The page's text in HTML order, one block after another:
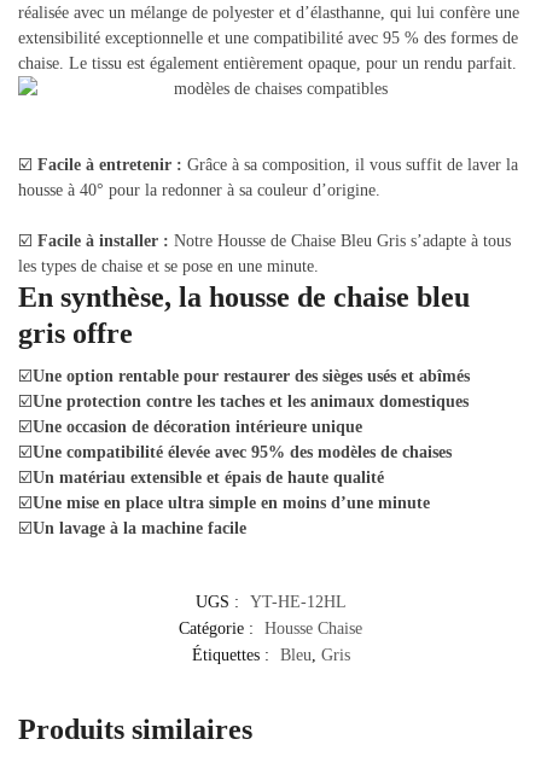
réalisée avec un mélange de polyester et d’élasthanne, qui lui confère une
extensibilité exceptionnelle et une compatibilité avec 95 % des formes de
chaise. Le tissu est également entièrement opaque, pour un rendu parfait.
☑️ Facile à entretenir : Grâce à sa composition, il vous suffit de laver la
housse à 40° pour la redonner à sa couleur d’origine.
☑️ Facile à installer : Notre Housse de Chaise Bleu Gris s’adapte à tous
les types de chaise et se pose en une minute.
En synthèse, la housse de chaise bleu
gris offre
☑️Une option rentable pour restaurer des sièges usés et abîmés
☑️Une protection contre les taches et les animaux domestiques
☑️Une occasion de décoration intérieure unique
☑️Une compatibilité élevée avec 95% des modèles de chaises
☑️Un matériau extensible et épais de haute qualité
☑️Une mise en place ultra simple en moins d’une minute
☑️Un lavage à la machine facile
UGS :
YT-HE-12HL
Catégorie :
Housse Chaise
Étiquettes :
Bleu, Gris
Produits similaires